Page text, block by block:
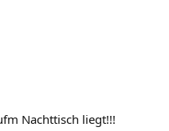
Nachttisch liegt!!!